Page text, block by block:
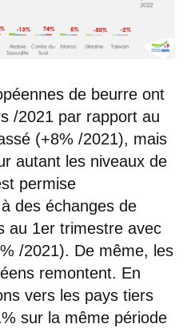
de beurre ont
/2021 par rapport au
(+8% /2021), mais
autant les niveaux de
permise
des échanges de
au 1er trimestre avec
/2021). De même, les
remontent. En
vers les pays tiers
sur la même période